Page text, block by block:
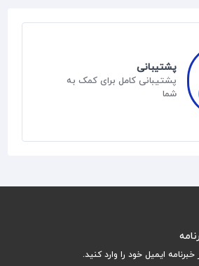
پشتیبانی
پشتیبانی کامل برای کمک به
شما
ایمیل خود را وارد کنید.